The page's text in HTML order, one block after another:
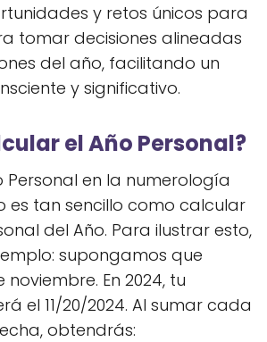
y retos únicos para
tomar decisiones alineadas
del año, facilitando un
y significativo.
el Año Personal?
Personal en la numerología
es tan sencillo como calcular
del Año. Para ilustrar esto,
supongamos que
noviembre. En 2024, tu
el 11/20/2024. Al sumar cada
obtendrás: